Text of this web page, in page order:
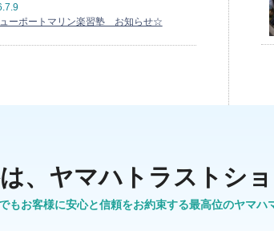
ーポートマリン楽習塾 お知らせ☆
、ヤマハトラストショ
お客様に安心と信頼をお約束する最高位のヤマハ